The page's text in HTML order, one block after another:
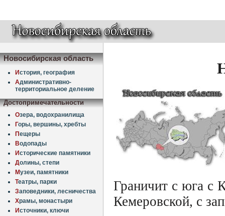
Новосибирская область
История, география
Административно-
территориальное деление
Достопримечательности
Озера, водохранилища
Горы, вершины, хребты
Пещеры
Водопады
Исторические памятники
Долины, степи
Музеи, памятники
Театры, парки
Заповедники, лесничества
Храмы, монастыри
Источники, ключи
Граничит с юга с
Кемеровской, с